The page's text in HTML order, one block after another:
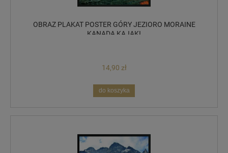
OBRAZ PLAKAT POSTER GÓRY JEZIORO MORAINE
KANADA KAJAKI
14,90 zł
do koszyka